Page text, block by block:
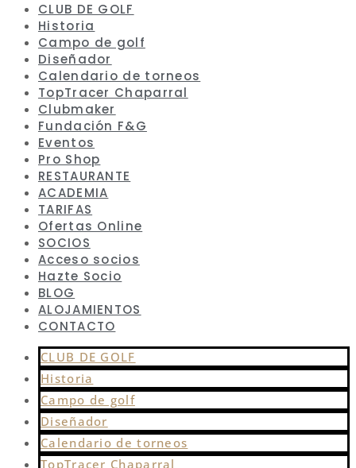
CLUB DE GOLF
Historia
Campo de golf
Diseñador
Calendario de torneos
TopTracer Chaparral
Clubmaker
Fundación F&G
Eventos
Pro Shop
RESTAURANTE
ACADEMIA
TARIFAS
Ofertas Online
SOCIOS
Acceso socios
Hazte Socio
BLOG
ALOJAMIENTOS
CONTACTO
CLUB DE GOLF
Historia
Campo de golf
Diseñador
Calendario de torneos
TopTracer Chaparral